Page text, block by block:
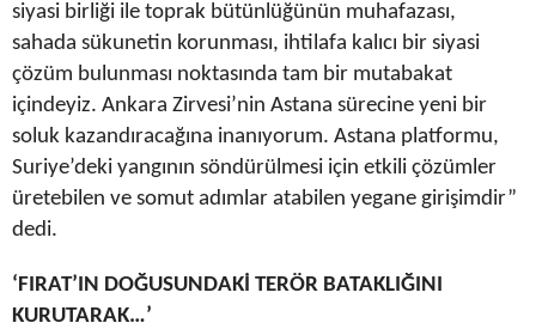
siyasi birliği ile toprak bütünlüğünün muhafazası,
sahada sükunetin korunması, ihtilafa kalıcı bir siyasi
çözüm bulunması noktasında tam bir mutabakat
içindeyiz. Ankara Zirvesi’nin Astana sürecine yeni bir
soluk kazandıracağına inanıyorum. Astana platformu,
Suriye’deki yangının söndürülmesi için etkili çözümler
üretebilen ve somut adımlar atabilen yegane girişimdir”
dedi.
‘FIRAT’IN DOĞUSUNDAKİ TERÖR BATAKLIĞINI
KURUTARAK…’